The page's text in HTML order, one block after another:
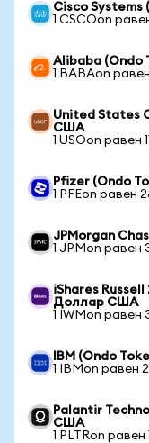
Cisco
1 CSCOon
Alibaba (Ondo
1 BABAon
United States
США
1 USOon равен
Pfizer (Ondo
1 PFEon равен
JPMorgan
1 JPMon равен
iShares Russell
Доллар США
1 IWMon равен
IBM (Ondo
1 IBMon равен
Palantir
США
1 PLTRon равен